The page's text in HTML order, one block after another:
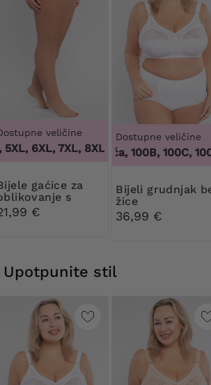
veličine
6XL, 7XL, 8XL, 9XL ,3XL, 4XL,
za
s
čipkom
€
Dostupne veličine
100 tisuća, 100B, 100C,
Bijeli grudnjak bez
žice
36,99 €
Upotpunite stil